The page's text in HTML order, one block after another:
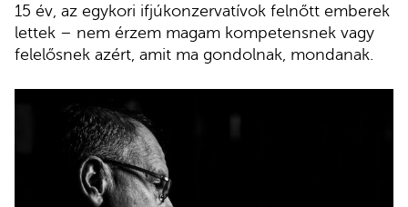
15 év, az egykori ifjúkonzervatívok felnőtt emberek
lettek – nem érzem magam kompetensnek vagy
felelősnek azért, amit ma gondolnak, mondanak.